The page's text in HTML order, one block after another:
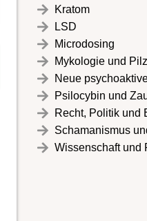
Kratom
LSD
Microdosing
Mykologie und
Neue
Psilocybin und
Recht, Politik und
Schamanismus
Wissenschaft und